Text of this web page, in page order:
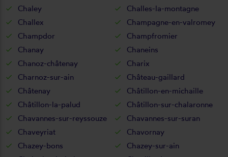
Chaley
Challes-la-montagne
Challex
Champagne-en-valromey
Champdor
Champfromier
Chanay
Chaneins
Chanoz-châtenay
Charix
Charnoz-sur-ain
Château-gaillard
Châtenay
Châtillon-en-michaille
Châtillon-la-palud
Châtillon-sur-chalaronne
Chavannes-sur-reyssouze
Chavannes-sur-suran
Chaveyriat
Chavornay
Chazey-bons
Chazey-sur-ain